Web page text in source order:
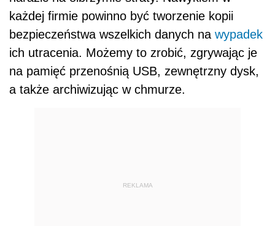
każdej firmie powinno być tworzenie kopii
bezpieczeństwa wszelkich danych na wypadek
ich utracenia. Możemy to zrobić, zgrywając je
na pamięć przenośnią USB, zewnętrzny dysk,
a także archiwizując w chmurze.
REKLAMA